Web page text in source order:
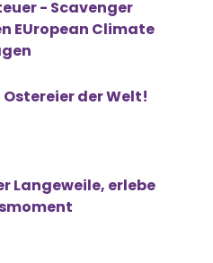
- Scavenger
EUropean Climate
der Welt!
Langeweile, erlebe